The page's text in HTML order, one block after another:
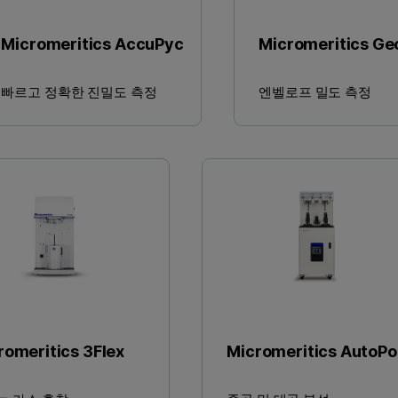
Micromeritics AccuPyc
빠르고 정확한 진밀도 측정
Micromeritics
엔벨로프 밀도 측정
3Flex Micromeritics